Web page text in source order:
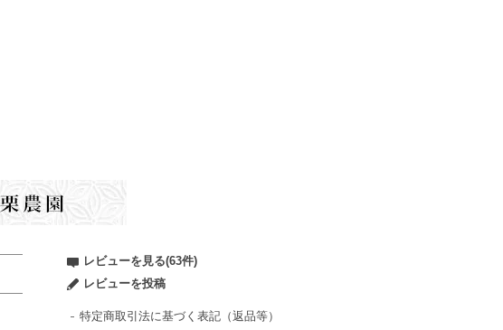
レビューを見る(63件)
レビューを投稿
特定商取引法に基づく表記（返品等）